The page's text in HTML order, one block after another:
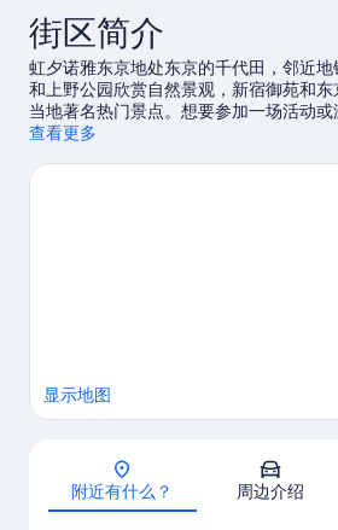
街区简介
虹夕诺雅东京地处东京的千代田，邻近
和上野公园欣赏自然景观，新宿御苑和
当地著名热门景点。想要参加一场活动
或日本武道馆都有哪些好玩的。
查看更多
地图
显示地图
附近有什么？ 周边介绍